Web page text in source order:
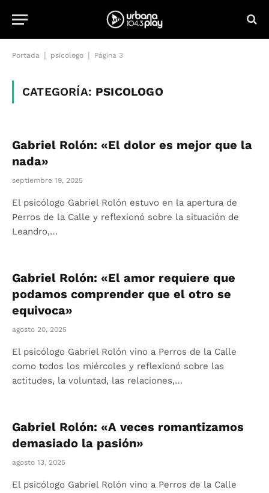
Portada psicologo Página 3
CATEGORÍA: PSICOLOGO
Gabriel Rolón: «El dolor es mejor que la
nada»
septiembre 19, 2025
El psicólogo Gabriel Rolón estuvo en la apertura de
Perros de la Calle y reflexionó sobre la situación de
Leandro,…
Gabriel Rolón: «El amor requiere que
podamos comprender que el otro se
equivoca»
agosto 20, 2025
El psicólogo Gabriel Rolón vino a Perros de la Calle
como todos los miércoles y reflexionó sobre las
actitudes, la voluntad, las relaciones,…
Gabriel Rolón: «A veces romantizamos
demasiado la pasión»
agosto 13, 2025
El psicólogo Gabriel Rolón vino a Perros de la Calle